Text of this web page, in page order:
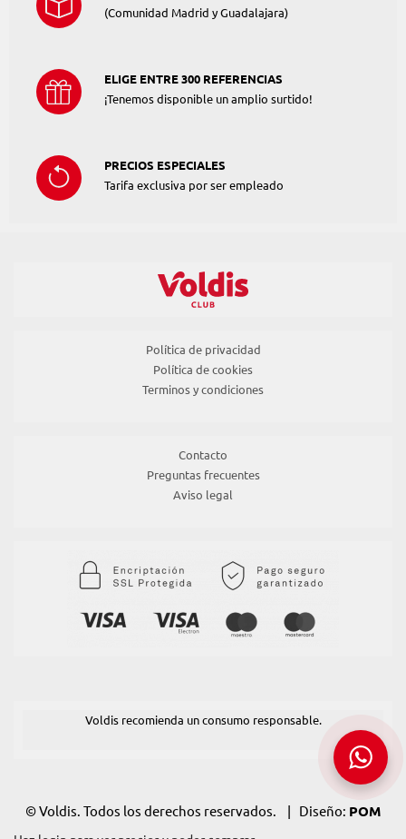
(Comunidad Madrid y Guadalajara)
ELIGE ENTRE 300 REFERENCIAS
¡Tenemos disponible un amplio surtido!
PRECIOS ESPECIALES
Tarifa exclusiva por ser empleado
Política de privacidad
Política de cookies
Terminos y condiciones
Contacto
Preguntas frecuentes
Aviso legal
Voldis recomienda un consumo responsable.
© Voldis. Todos los derechos reservados. | Diseño: POM
Standard. Powered byPomatio